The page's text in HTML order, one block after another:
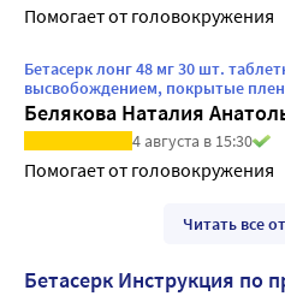
Помогает от головокружения
Бетасерк лонг 48 мг 30 шт.
высвобождением, покрытые
Белякова Наталия
4 августа в 15:30
Помогает от головокружения
Читать все
Бетасерк Инструкция по